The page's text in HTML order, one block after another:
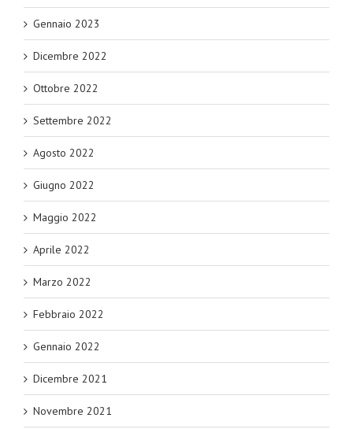
Gennaio 2023
Dicembre 2022
Ottobre 2022
Settembre 2022
Agosto 2022
Giugno 2022
Maggio 2022
Aprile 2022
Marzo 2022
Febbraio 2022
Gennaio 2022
Dicembre 2021
Novembre 2021